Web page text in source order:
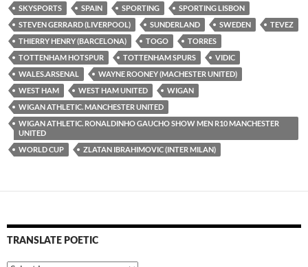
SKYSPORTS
SPAIN SPORTING
SPORTING LISBON
STEVEN GERRARD (LIVERPOOL)
SUNDERLAND SWEDEN
TEVEZ
THIERRY HENRY (BARCELONA)
TOGO
TORRES
TOTTENHAM HOTSPUR
TOTTENHAM SPURS
VIDIC
WALES.ARSENAL
WAYNE ROONEY (MACHESTER UNITED)
WEST HAM
WEST HAM UNITED
WIGAN
WIGAN ATHLETIC. MANCHESTER UNITED
WIGAN ATHLETIC. RONALDINHO GAUCHO SHOW MEN R10 MANCHESTER
UNITED
WORLD CUP
ZLATAN IBRAHIMOVIC (INTER MILAN)
TRANSLATE POETIC